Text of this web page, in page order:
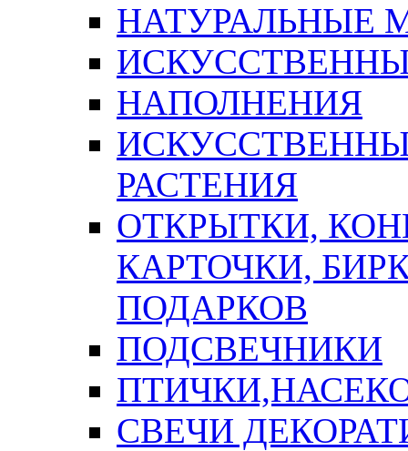
НАТУРАЛЬНЫЕ
НАПОЛНЕНИЯ
РАСТЕНИЯ
ОТКРЫТКИ,
КАРТОЧКИ,
ПОДАРКОВ
ПОДСВЕЧНИКИ
СВЕЧИ